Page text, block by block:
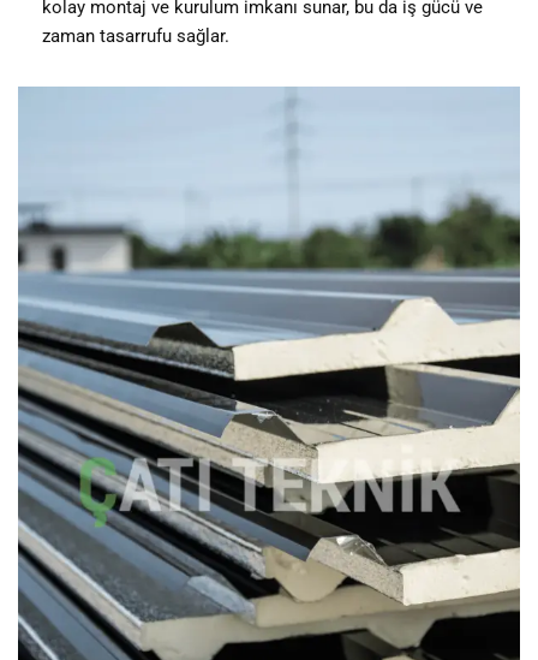
kolay montaj ve kurulum imkanı sunar, bu da iş gücü ve
zaman tasarrufu sağlar.